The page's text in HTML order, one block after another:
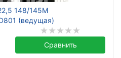
148/145M
(ведущая)
Сравнить